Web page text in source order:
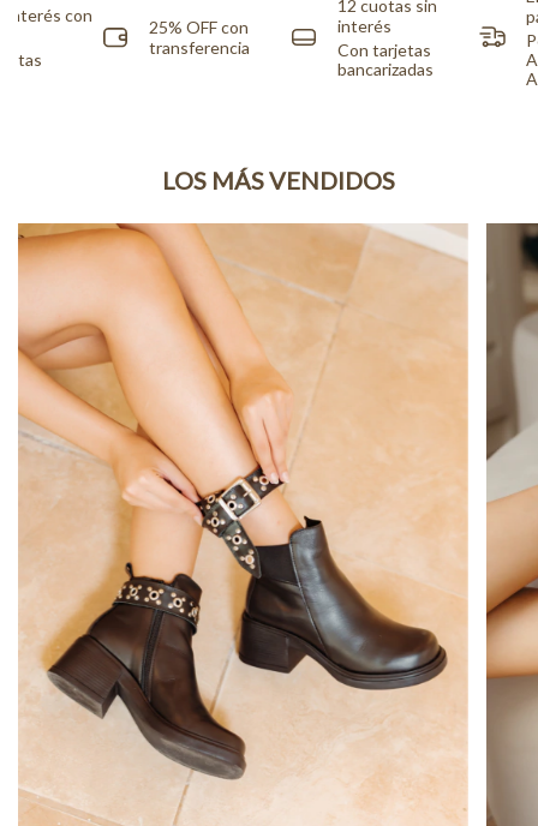
interés con
25% OFF con
transferencia
12 cuotas sin
interés
Con tarjetas
bancarizadas
LOS MÁS VENDIDOS